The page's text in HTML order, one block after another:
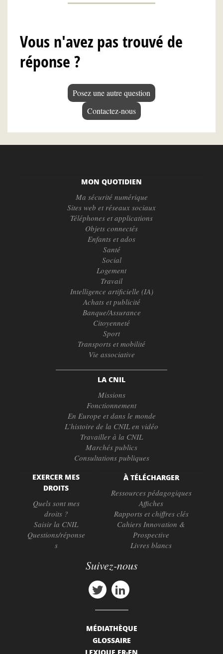
Vous n'avez pas trouvé de
réponse ?
Posez une autre question
Contactez-nous
MON QUOTIDIEN
Ma sécurité numérique
Sites web et réseaux sociaux
Téléphones et applications
Objets connectés
Enfants et ados
Santé
Social
Logement
Travail
Intelligence artificielle (IA)
Achats et publicité
Banque/Assurance
Citoyenneté
Sport
Transports et mobilité
Vie associative
LA CNIL
Missions
Fonctionnement
En Europe et dans le monde
L’histoire de la CNIL en vidéo
Travailler à la CNIL
Marchés publics
Consultations publiques
EXERCER MES
DROITS
Quels sont mes
droits ?
Saisir la CNIL
Questions/réponse
s
À TÉLÉCHARGER
Ressources pédagogiques
Affiches
Rapports et chiffres clés
Cahiers Innovation &
Prospective
Livres blancs
Suivez-nous
MÉDIATHÈQUE
GLOSSAIRE
LEXIQUE FR-EN